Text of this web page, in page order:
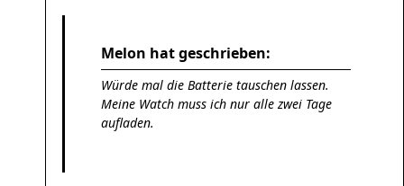
Melon hat geschrieben:
Würde mal die Batterie tauschen lassen.
Meine Watch muss ich nur alle zwei Tage
aufladen.